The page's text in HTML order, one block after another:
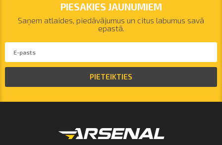
PIESAKIES JAUNUMIEM
Saņem atlaides, piedāvājumus un citus labumus savā
epastā.
PIETEIKTIES